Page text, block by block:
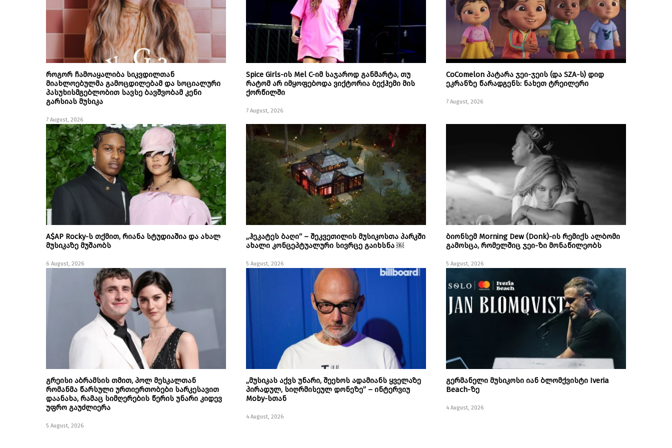
როგორ ჩამოაყალიბა სიკვდილთან
მიახლოებულმა გამოცდილებამ და სოციალური
პასუხისმგებლობით სავსე ბავშვობამ კენი
გარსიას მუსიკა
7 August, 2026
Spice Girls-ის Mel C-იმ საჯაროდ განმარტა, თუ
რატომ არ იმყოფებოდა ვიქტორია ბექჰემი მის
ქორწილში
7 August, 2026
CoComelon პატარა ჯეი-ჯეის (და SZA-ს) დიდ
ეკრანზე წარადგენს: ნახეთ ტრეილერი
7 August, 2026
A$AP Rocky-ს თქმით, რიანა სტუდიაშია და ახალ
მუსიკაზე მუშაობს
6 August, 2026
„ჰეკატეს ბაღი“ – შეკვეთილის მუსიკოსთა პარკში
ახალი კონცეპტუალური სივრცე გაიხსნა ￼
5 August, 2026
ბიონსემ Morning Dew (Donk)-ის რემიქს ალბომი
გამოსცა, რომელშიც ჯეი-ზი მონაწილეობს
5 August, 2026
გრეისი აბრამსის თმით, პოლ მესკალთან
რომანმა წარსული ურთიერთობები სარკესავით
დაანახა, რამაც სიმღერების წერის უნარი კიდევ
უფრო გაუძლიერა
5 August, 2026
„მუსიკას აქვს უნარი, შეეხოს ადამიანს ყველაზე
პირადულ, სიღრმისეულ დონეზე” – ინტერვიუ
Moby-სთან
4 August, 2026
გერმანელი მუსიკოსი იან ბლომქვისტი Iveria
Beach-ზე
4 August, 2026